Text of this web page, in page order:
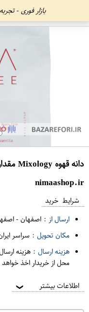
بازار فوری -
دانه قهوه Mixology مقدار 250 گرم موآ
nimaashop.ir
شرایط خرید
ارسال از : اصفهان-
مکان تحویل : سراسر
هزینه ارسال : هزینه
محل از خریدار اخذ
اطلاعات بیشتر ❯